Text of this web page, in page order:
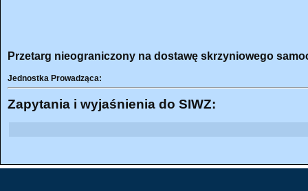
Przetarg nieograniczony na dostawę skrzyniowego
Jednostka Prowadząca:
Zapytania i wyjaśnienia do SIWZ: